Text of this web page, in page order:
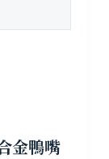
鴨嘴